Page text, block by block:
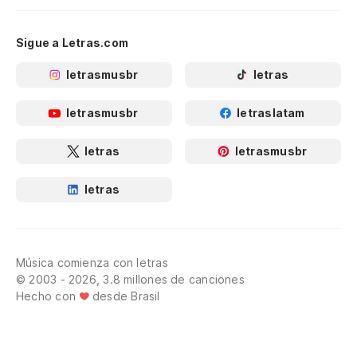
Sigue a Letras.com
letrasmusbr letras
letrasmusbr letraslatam
letras letrasmusbr
letras
Música comienza con letras
© 2003 - 2026, 3.8 millones de canciones
Hecho con
desde Brasil